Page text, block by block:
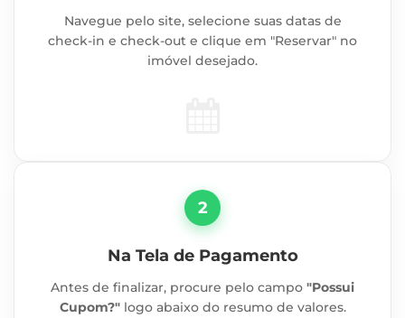
Navegue pelo site, selecione suas datas de
check-in e check-out e clique em "Reservar" no
imóvel desejado.
2
Na Tela de Pagamento
Antes de finalizar, procure pelo campo "Possui
Cupom?"logo abaixo do resumo de valores.